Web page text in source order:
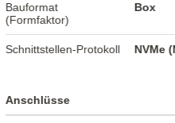
Bauformat
(Formfaktor)
Box
Schnittstellen-Protokoll NVMe
Anschlüsse